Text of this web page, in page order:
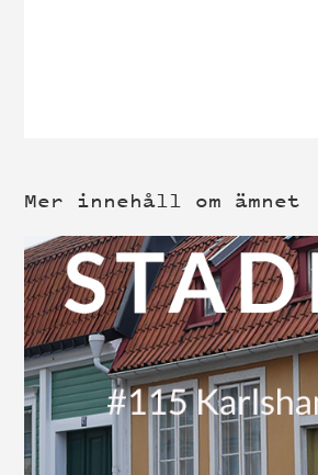
Mer innehåll om ämnet